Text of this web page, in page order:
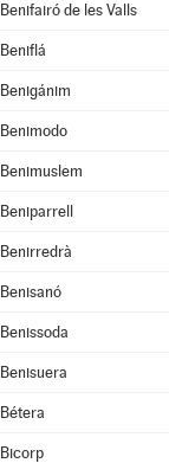
Benifairó de les Valls
Beniflá
Benigánim
Benimodo
Benimuslem
Beniparrell
Benirredrà
Benisanó
Benissoda
Benisuera
Bétera
Bicorp